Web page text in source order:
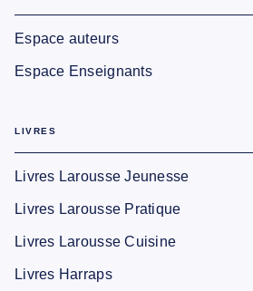
Espace auteurs
Espace Enseignants
LIVRES
Livres Larousse Jeunesse
Livres Larousse Pratique
Livres Larousse Cuisine
Livres Harraps